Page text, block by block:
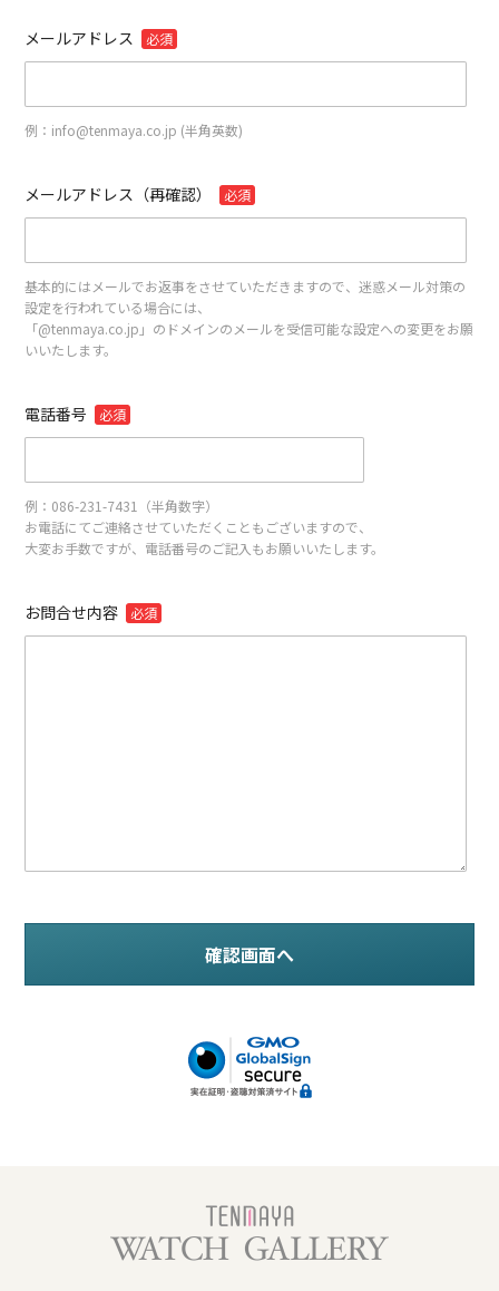
メールアドレス 必須
例：info@tenmaya.co.jp (半角英数)
メールアドレス（再確認） 必須
基本的にはメールでお返事をさせていただきますので、迷惑メール対策の
設定を行われている場合には、
「@tenmaya.co.jp」のドメインのメールを受信可能な設定への変更をお願
いいたします。
電話番号 必須
例：086-231-7431（半角数字）
お電話にてご連絡させていただくこともございますので、
大変お手数ですが、電話番号のご記入もお願いいたします。
お問合せ内容 必須